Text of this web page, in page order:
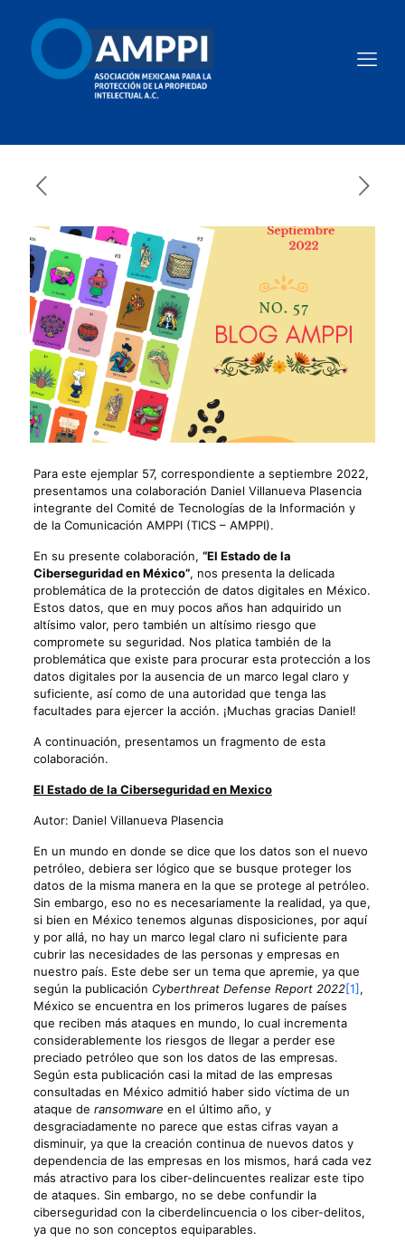
Para este ejemplar 57, correspondiente a septiembre 2022,
presentamos una colaboración Daniel Villanueva Plasencia
integrante del Comité de Tecnologías de la Información y
de la Comunicación AMPPI (TICS – AMPPI).
En su presente colaboración, “El Estado de la
Ciberseguridad en México”, nos presenta la delicada
problemática de la protección de datos digitales en México.
Estos datos, que en muy pocos años han adquirido un
altísimo valor, pero también un altísimo riesgo que
compromete su seguridad. Nos platica también de la
problemática que existe para procurar esta protección a los
datos digitales por la ausencia de un marco legal claro y
suficiente, así como de una autoridad que tenga las
facultades para ejercer la acción. ¡Muchas gracias Daniel!
A continuación, presentamos un fragmento de esta
colaboración.
El Estado de la Ciberseguridad en Mexico
Autor: Daniel Villanueva Plasencia
En un mundo en donde se dice que los datos son el nuevo
petróleo, debiera ser lógico que se busque proteger los
datos de la misma manera en la que se protege al petróleo.
Sin embargo, eso no es necesariamente la realidad, ya que,
si bien en México tenemos algunas disposiciones, por aquí
y por allá, no hay un marco legal claro ni suficiente para
cubrir las necesidades de las personas y empresas en
nuestro país. Este debe ser un tema que apremie, ya que
según la publicación Cyberthreat Defense Report 2022[1],
México se encuentra en los primeros lugares de países
que reciben más ataques en mundo, lo cual incrementa
considerablemente los riesgos de llegar a perder ese
preciado petróleo que son los datos de las empresas.
Según esta publicación casi la mitad de las empresas
consultadas en México admitió haber sido víctima de un
ataque de ransomware en el último año, y
desgraciadamente no parece que estas cifras vayan a
disminuir, ya que la creación continua de nuevos datos y
dependencia de las empresas en los mismos, hará cada vez
más atractivo para los ciber-delincuentes realizar este tipo
de ataques. Sin embargo, no se debe confundir la
ciberseguridad con la ciberdelincuencia o los ciber-delitos,
ya que no son conceptos equiparables.